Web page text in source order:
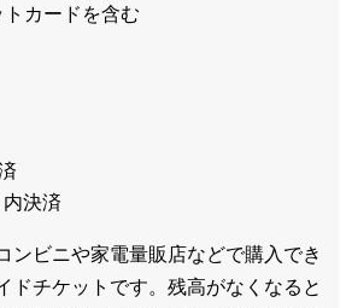
カードを含む
決済
ンビニや家電量販店などで購入でき
ドチケットです。残高がなくなると